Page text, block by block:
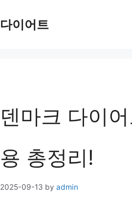
다이어트
덴마크 다이
용 총정리!
2025-09-13 by admin